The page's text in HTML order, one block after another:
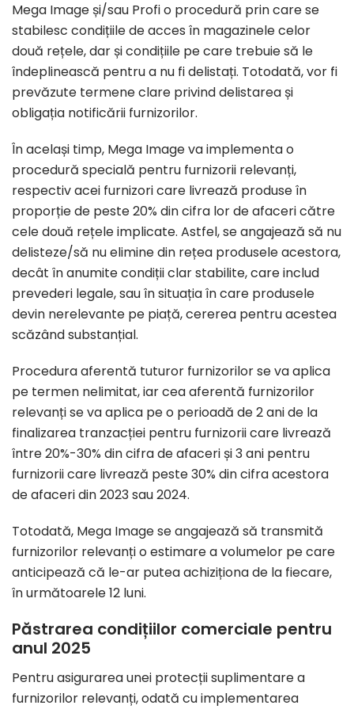
Mega Image și/sau Profi o procedură prin care se
stabilesc condițiile de acces în magazinele celor
două rețele, dar și condițiile pe care trebuie să le
îndeplinească pentru a nu fi delistați. Totodată, vor fi
prevăzute termene clare privind delistarea și
obligația notificării furnizorilor.
În același timp, Mega Image va implementa o
procedură specială pentru furnizorii relevanți,
respectiv acei furnizori care livrează produse în
proporție de peste 20% din cifra lor de afaceri către
cele două rețele implicate. Astfel, se angajează să nu
delisteze/să nu elimine din rețea produsele acestora,
decât în anumite condiții clar stabilite, care includ
prevederi legale, sau în situația în care produsele
devin nerelevante pe piață, cererea pentru acestea
scăzând substanțial.
Procedura aferentă tuturor furnizorilor se va aplica
pe termen nelimitat, iar cea aferentă furnizorilor
relevanți se va aplica pe o perioadă de 2 ani de la
finalizarea tranzacției pentru furnizorii care livrează
între 20%-30% din cifra de afaceri și 3 ani pentru
furnizorii care livrează peste 30% din cifra acestora
de afaceri din 2023 sau 2024.
Totodată, Mega Image se angajează să transmită
furnizorilor relevanți o estimare a volumelor pe care
anticipează că le-ar putea achiziționa de la fiecare,
în următoarele 12 luni.
Păstrarea condițiilor comerciale pentru
anul 2025
Pentru asigurarea unei protecții suplimentare a
furnizorilor relevanți, odată cu implementarea